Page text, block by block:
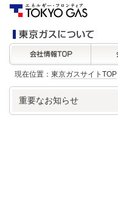
現在位置： 東京ガスサイトTOP
重要なお知らせ